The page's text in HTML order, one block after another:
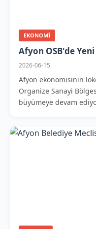
EKONOMI
Afyon OSB'de
2026-06-15
Afyon ekonomisinin
Organize Sanayi
büyümeye devam